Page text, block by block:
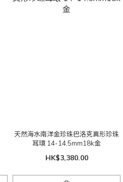
天然海水南洋金珍珠巴洛克異形珍珠
耳環 14-14.5mm18k金
HK$3,380.00